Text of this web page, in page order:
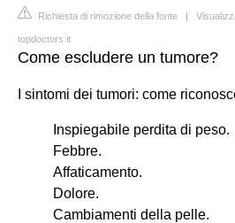
Richiesta di rimozione della fonte |
topdoctors.it
Come escludere un tumore?
I sintomi dei tumori: come
Inspiegabile perdita di peso.
Febbre.
Affaticamento.
Dolore.
Cambiamenti della pelle.